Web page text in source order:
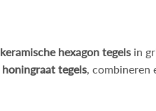
keramische hexagon tegels in
honingraat tegels, combineren